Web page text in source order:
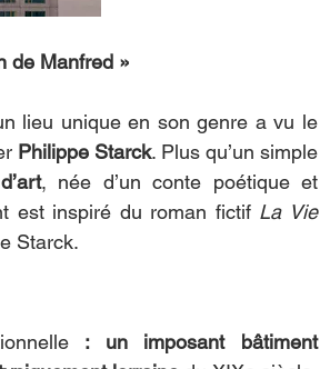
de Manfred »
lieu unique en son genre a vu le
Philippe Starck. Plus qu’un simple
, née d’un conte poétique et
est inspiré du roman fictif La Vie
Starck.
: un imposant bâtiment